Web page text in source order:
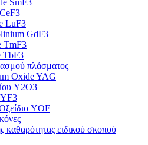
LuF3
GdF3
TmF3
TbF3
πλάσματος
Oxide YAG
Y2O3
YOF
καθαρότητας ειδικού σκοπού